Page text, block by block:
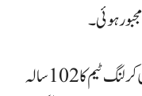
ہوئی۔
اس شکست کے ساتھ ہی برطانوی مردوں کی کرلنگ ٹیم کا 102 سالہ